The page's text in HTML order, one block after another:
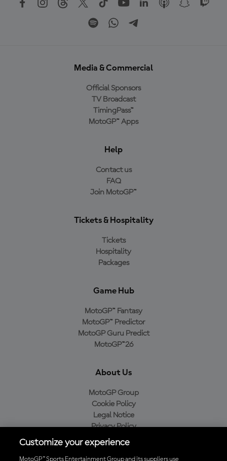
Media & Commercial
Official Sponsors
TV Broadcast
TimingPass™
MotoGP™ Apps
Help
Contact us
FAQ
Join MotoGP™
Tickets & Hospitality
Tickets
Hospitality
Packages
Game Hub
MotoGP™ Fantasy
MotoGP™ Predictor
MotoGP Guru Predict
MotoGP™26
About Us
MotoGP Group
Cookie Policy
Legal Notice
Privacy Policy
Purchase Policy
Customize your experience
MotoGP™ Sports Entertainment Group and its suppliers use